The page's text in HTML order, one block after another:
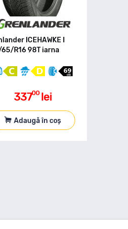
ICEHAWKE I
R16 98T iarna
33700 lei
Adaugă în coș